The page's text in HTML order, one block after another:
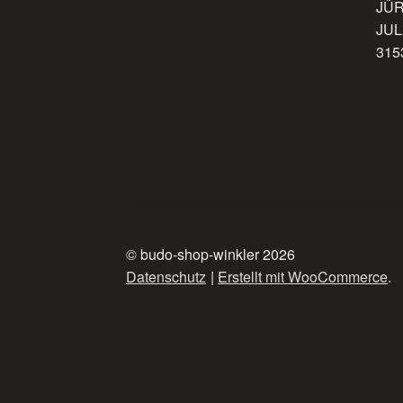
© budo-shop-winkler 2026
Datenschutz
Erstellt mit WooCommerce.